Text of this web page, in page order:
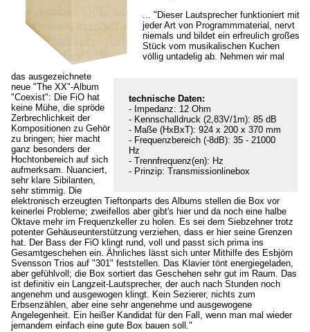
technische Daten:
- Impedanz: 12 Ohm
- Kennschalldruck (2,83V/1m): 85 dB
- Maße (HxBxT): 924 x 200 x 370 mm
- Frequenzbereich (-8dB): 35 - 21000
Hz
- Trennfrequenz(en): Hz
- Prinzip: Transmissionlinebox
... "Dieser Lautsprecher funktioniert mit
jeder Art von Programmmaterial, nervt
niemals und bildet ein erfreulich großes
Stück vom musikalischen Kuchen
völlig untadelig ab. Nehmen wir mal
das ausgezeichnete
neue "The XX"-Album
"Coexist": Die FiO hat
keine Mühe, die spröde
Zerbrechlichkeit der
Kompositionen zu Gehör
zu bringen; hier macht
ganz besonders der
Hochtonbereich auf sich
aufmerksam. Nuanciert,
sehr klare Sibilanten,
sehr stimmig. Die
elektronisch erzeugten Tieftonparts des Albums stellen die Box vor
keinerlei Probleme; zweifellos aber gibt's hier und da noch eine halbe
Oktave mehr im Frequenzkeller zu holen. Es sei dem Siebzehner trotz
potenter Gehäuseunterstützung verziehen, dass er hier seine Grenzen
hat. Der Bass der FiO klingt rund, voll und passt sich prima ins
Gesamtgeschehen ein. Ähnliches lässt sich unter Mithilfe des Esbjörn
Svensson Trios auf "301" feststellen. Das Klavier tönt energiegeladen,
aber gefühlvoll; die Box sortiert das Geschehen sehr gut im Raum. Das
ist definitiv ein Langzeit-Lautsprecher, der auch nach Stunden noch
angenehm und ausgewogen klingt. Kein Sezierer, nichts zum
Erbsenzählen, aber eine sehr angenehme und ausgewogene
Angelegenheit. Ein heißer Kandidat für den Fall, wenn man mal wieder
jemandem einfach eine gute Box bauen soll."